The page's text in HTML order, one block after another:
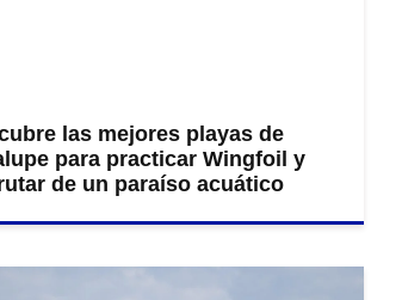
las mejores playas de
para practicar Wingfoil y
de un paraíso acuático